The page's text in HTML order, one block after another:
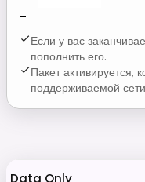
-
Если у вас
пополнить его.
Пакет активируется,
поддерживаемой
Data Only